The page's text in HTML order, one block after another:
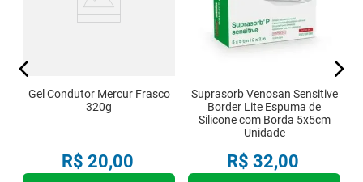
Gel Condutor Mercur Frasco
320g
R$ 20,00
Suprasorb Venosan Sensitive
Border Lite Espuma de
Silicone com Borda 5x5cm
Unidade
R$ 32,00